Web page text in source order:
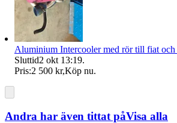
Aluminium Intercooler med rör till fiat och
Sluttid2 okt 13:19.
Pris:2 500 kr,Köp nu.
Andra har även tittat påVisa alla